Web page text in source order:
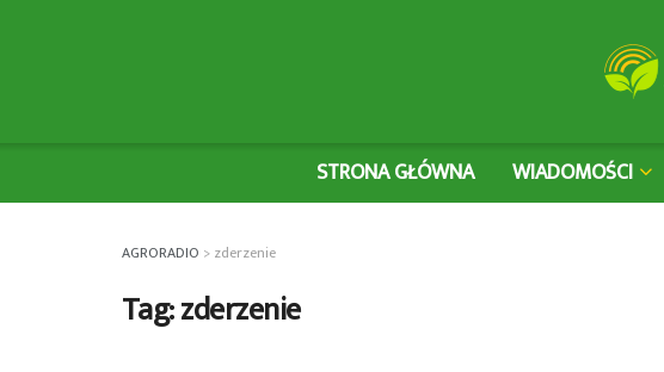
STRONA GŁÓWNA WIADOMOŚCI
AGRORADIO > zderzenie
Tag:zderzenie